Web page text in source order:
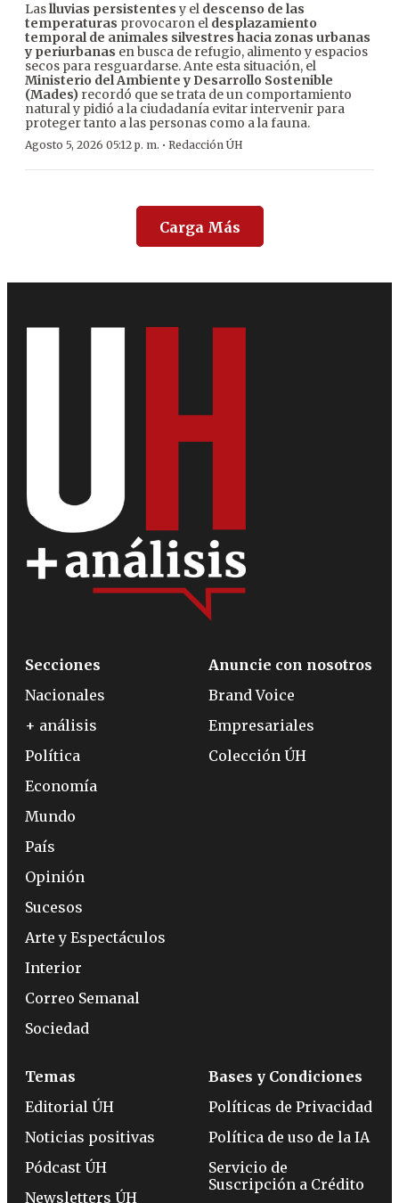
Laslluvias persistentes y el descenso de las
temperaturas provocaron el desplazamiento
temporal de animales silvestres hacia zonas urbanas
y periurbanas en busca de refugio, alimento y espacios
secos para resguardarse. Ante esta situación, el
Ministerio del Ambiente y Desarrollo Sostenible
(Mades) recordó que se trata de un comportamiento
natural y pidió a la ciudadanía evitar intervenir para
proteger tanto a las personas como a la fauna.
Agosto 5, 2026 05:12 p. m. · Redacción ÚH
Carga Más
Secciones
Nacionales
+ análisis
Política
Economía
Mundo
País
Opinión
Sucesos
Arte y Espectáculos
Interior
Correo Semanal
Sociedad
Anuncie con nosotros
Brand Voice
Empresariales
Colección ÚH
Temas
Editorial ÚH
Noticias positivas
Pódcast ÚH
Newsletters ÚH
Bases y Condiciones
Políticas de Privacidad
Política de uso de la IA
Servicio de
Suscripción a Crédito